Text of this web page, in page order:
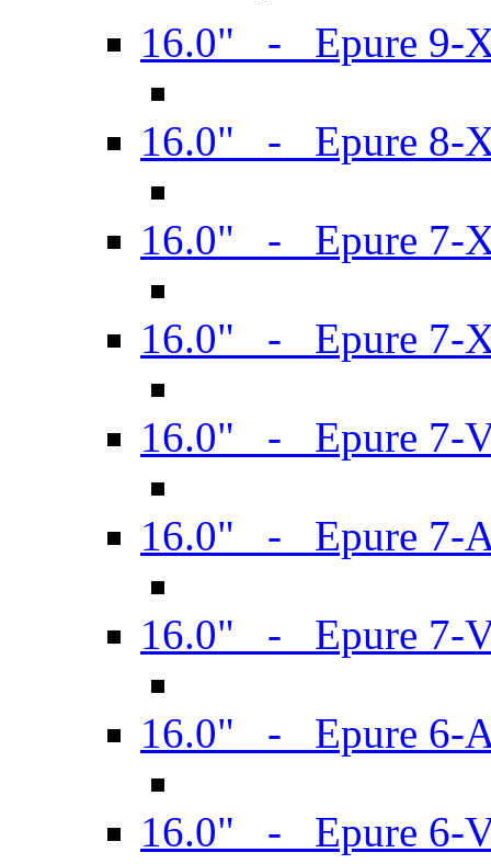
16.0" - Epure 9-
16.0" - Epure 8-
16.0" - Epure 7-
16.0" - Epure 7-
16.0" - Epure 7-
16.0" - Epure 7-
16.0" - Epure 7-
16.0" - Epure 6-
16.0" - Epure 6-